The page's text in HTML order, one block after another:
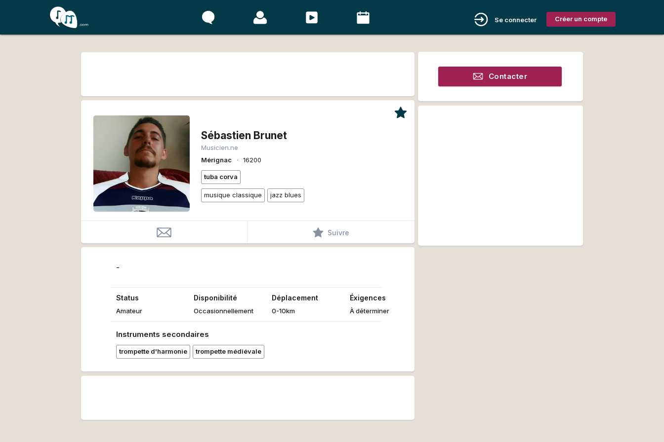
Créer un compte
Se connecter
Sébastien Brunet
Musicien.ne
Mérignac
∙ 16200
tuba corva
musique classique jazz blues
Suivre
-
Status
Amateur
Disponibilité
Occasionnellement
Déplacement
0-10km
Éxigences
À déterminer
Instruments secondaires
trompette d'harmonie trompette médiévale
Contacter